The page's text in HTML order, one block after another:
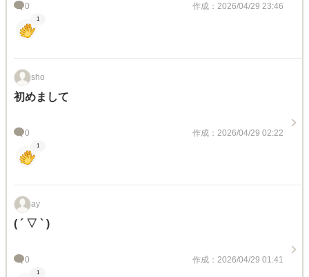
0 作成：2026/04/29 23:46
1
sho
初めまして
0 作成：2026/04/29 02:22
1
ay
( ´ ▽ ` )
0 作成：2026/04/29 01:41
1